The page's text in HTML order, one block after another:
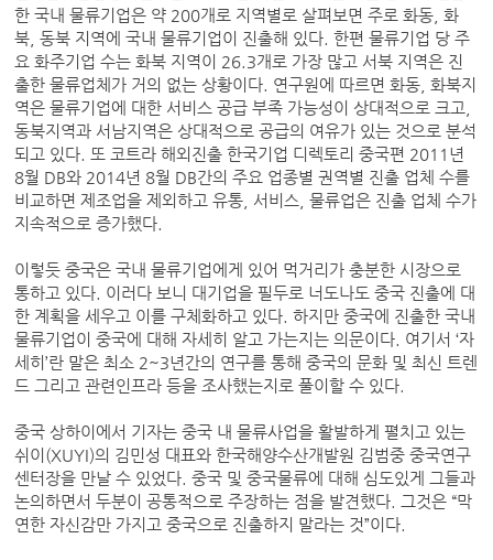
한 국내 물류기업은 약 200개로 지역별로 살펴보면 주로 화동, 화
북, 동북 지역에 국내 물류기업이 진출해 있다. 한편 물류기업 당 주
요 화주기업 수는 화북 지역이 26.3개로 가장 많고 서북 지역은 진
출한 물류업체가 거의 없는 상황이다. 연구원에 따르면 화동, 화북지
역은 물류기업에 대한 서비스 공급 부족 가능성이 상대적으로 크고,
동북지역과 서남지역은 상대적으로 공급의 여유가 있는 것으로 분석
되고 있다. 또 코트라 해외진출 한국기업 디렉토리 중국편 2011년
8월 DB와 2014년 8월 DB간의 주요 업종별 권역별 진출 업체 수를
비교하면 제조업을 제외하고 유통, 서비스, 물류업은 진출 업체 수가
지속적으로 증가했다.
이렇듯 중국은 국내 물류기업에게 있어 먹거리가 충분한 시장으로
통하고 있다. 이러다 보니 대기업을 필두로 너도나도 중국 진출에 대
한 계획을 세우고 이를 구체화하고 있다. 하지만 중국에 진출한 국내
물류기업이 중국에 대해 자세히 알고 가는지는 의문이다. 여기서 ‘자
세히’란 말은 최소 2~3년간의 연구를 통해 중국의 문화 및 최신 트렌
드 그리고 관련인프라 등을 조사했는지로 풀이할 수 있다.
중국 상하이에서 기자는 중국 내 물류사업을 활발하게 펼치고 있는
쉬이(XUYI)의 김민성 대표와 한국해양수산개발원 김범중 중국연구
센터장을 만날 수 있었다. 중국 및 중국물류에 대해 심도있게 그들과
논의하면서 두분이 공통적으로 주장하는 점을 발견했다. 그것은 “막
연한 자신감만 가지고 중국으로 진출하지 말라는 것”이다.